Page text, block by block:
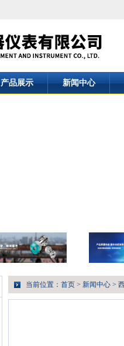
产品展示 新闻中心
当前位置： 首页 > 新闻中心 >